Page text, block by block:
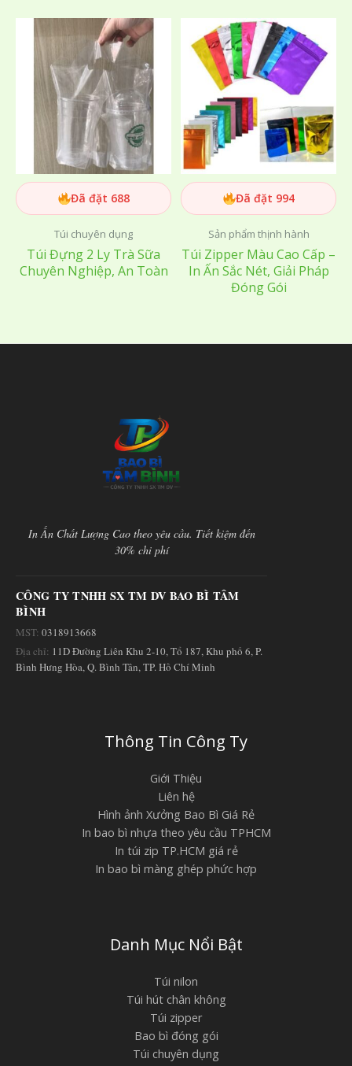
Đã đặt 688
Túi chuyên dụng
Túi Đựng 2 Ly Trà Sữa
Chuyên Nghiệp, An Toàn
Đã đặt 994
Sản phẩm thịnh hành
Túi Zipper Màu Cao Cấp –
In Ấn Sắc Nét, Giải Pháp
Đóng Gói
In Ấn Chất Lượng Cao theo yêu cầu. Tiết kiệm đến
30% chi phí
CÔNG TY TNHH SX TM DV BAO BÌ TÂM
BÌNH
MST: 0318913668
Địa chỉ: 11D Đường Liên Khu 2-10, Tổ 187, Khu phố 6, P.
Bình Hưng Hòa, Q. Bình Tân, TP. Hồ Chí Minh
Thông Tin Công Ty
Giới Thiệu
Liên hệ
Hình ảnh Xưởng Bao Bì Giá Rẻ
In bao bì nhựa theo yêu cầu TPHCM
In túi zip TP.HCM giá rẻ
In bao bì màng ghép phức hợp
Danh Mục Nổi Bật
Túi nilon
Túi hút chân không
Túi zipper
Bao bì đóng gói
Túi chuyên dụng